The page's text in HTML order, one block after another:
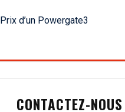
Prix d’un Powergate3
CONTACTEZ-NOUS